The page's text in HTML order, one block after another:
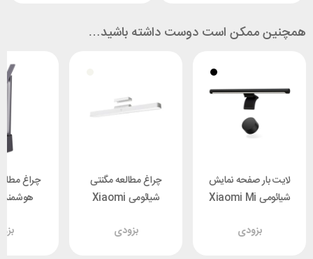
همچنین ممکن است دوست داشته باشید…
لایت بار صفحه نمایش
شیائومی Xiaomi Mi
بزودی
چراغ مطالعه مگنتی
شیائومی Xiaomi
Light Bar
بزودی
چراغ